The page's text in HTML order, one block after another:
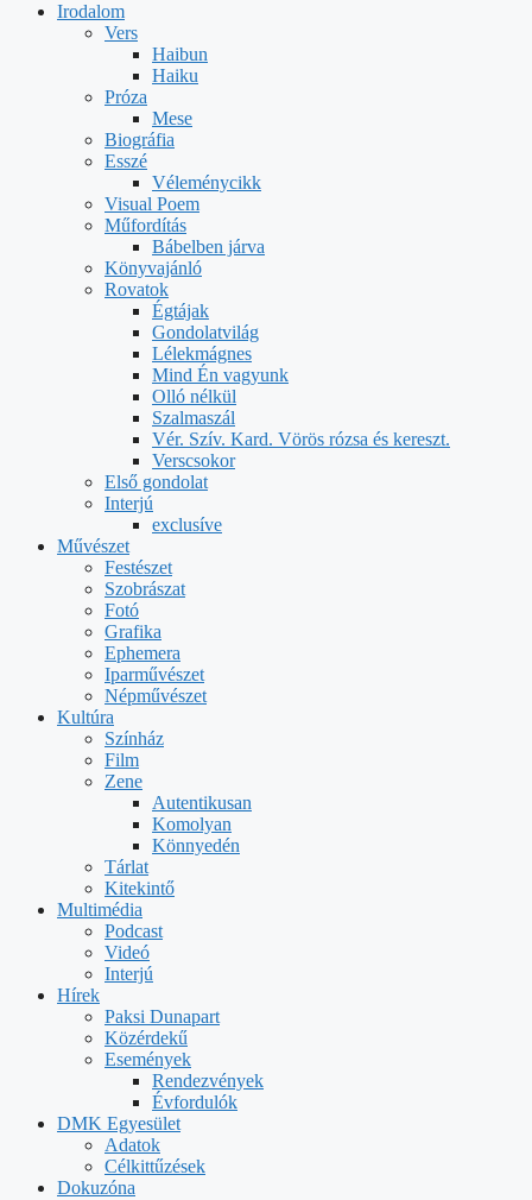
Irodalom
Vers
Haibun
Haiku
Próza
Mese
Biográfia
Esszé
Véleménycikk
Visual Poem
Műfordítás
Bábelben járva
Könyvajánló
Rovatok
Égtájak
Gondolatvilág
Lélekmágnes
Mind Én vagyunk
Olló nélkül
Szalmaszál
Vér. Szív. Kard. Vörös rózsa és kereszt.
Verscsokor
Első gondolat
Interjú
exclusíve
Művészet
Festészet
Szobrászat
Fotó
Grafika
Ephemera
Iparművészet
Népművészet
Kultúra
Színház
Film
Zene
Autentikusan
Komolyan
Könnyedén
Tárlat
Kitekintő
Multimédia
Podcast
Videó
Interjú
Hírek
Paksi Dunapart
Közérdekű
Események
Rendezvények
Évfordulók
DMK Egyesület
Adatok
Célkittűzések
Dokuzóna